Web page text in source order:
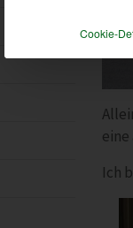
Ich
Cookie-